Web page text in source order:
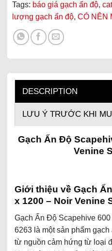
Tags: báo giá gạch ấn độ,
lượng gạch ấn độ, CÓ NÊN
DESCRIPTION
LƯU Ý TRƯỚC KHI
Gạch Ấn Độ
Venine
Giới thiệu về Gạch
x 1200 – Noir Venine
Gạch Ấn Độ Scapehive
6263 là một sản phẩm
từ nguồn cảm hứng từ loại